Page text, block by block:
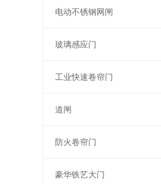
电动不锈钢网闸
玻璃感应门
工业快速卷帘门
道闸
防火卷帘门
豪华铁艺大门